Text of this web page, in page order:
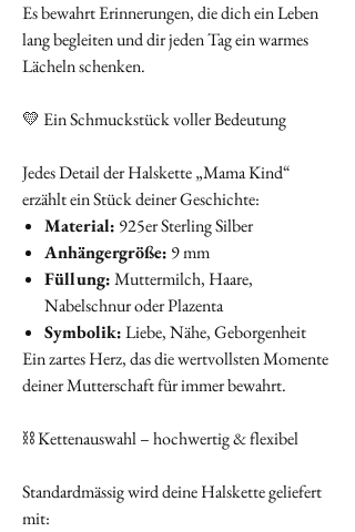
Es bewahrt Erinnerungen, die dich ein Leben
lang begleiten und dir jeden Tag ein warmes
Lächeln schenken.
💛 Ein Schmuckstück voller Bedeutung
Jedes Detail der Halskette „Mama Kind“
erzählt ein Stück deiner Geschichte:
Material: 925er Sterling Silber
Anhängergröße: 9 mm
Füllung:Muttermilch, Haare,
Nabelschnur oder Plazenta
Symbolik:Liebe, Nähe, Geborgenheit
Ein zartes Herz, das die wertvollsten Momente
deiner Mutterschaft für immer bewahrt.
⛓️ Kettenauswahl – hochwertig & flexibel
Standardmässig wird deine Halskette geliefert
mit: